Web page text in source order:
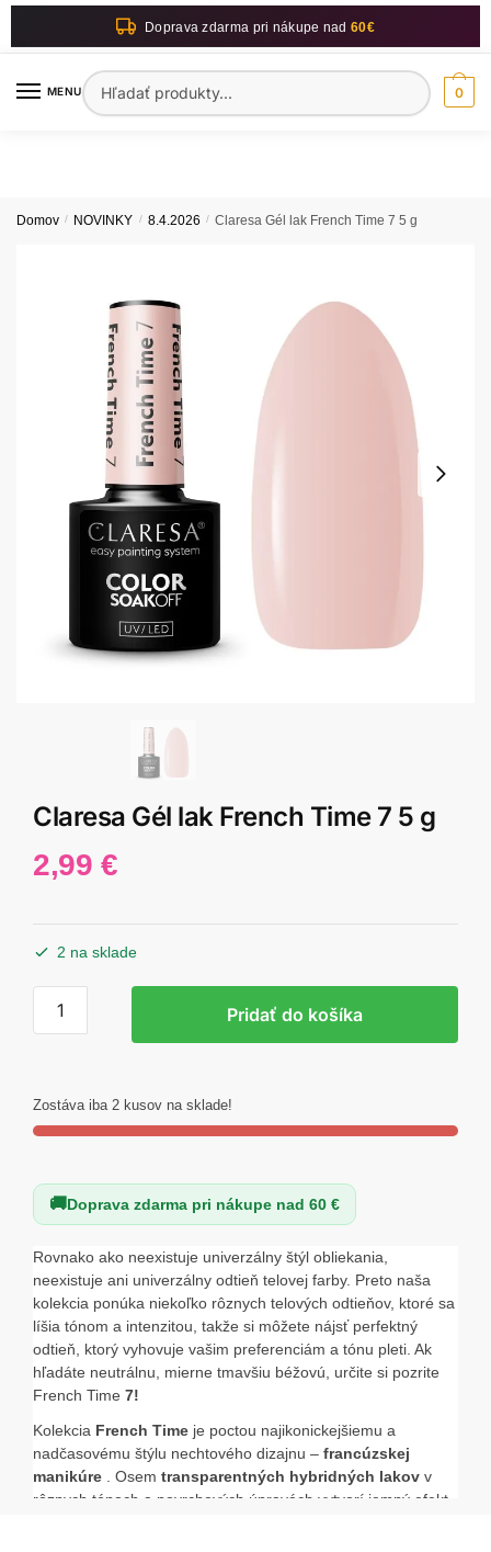
Skip
Skip
Doprava zdarma pri nákupe nad60€
MENUHľadať:
0
Domov / NOVINKY / 8.4.2026 / Claresa Gél lak French Time 7 5 g
Claresa Gél lak French Time 7 5 g
2,99 €
Rovnako ako neexistuje univerzálny štýl obliekania,
neexistuje ani univerzálny odtieň telovej farby. Preto naša
kolekcia ponúka niekoľko rôznych telových odtieňov, ktoré sa
líšia tónom a intenzitou, takže si môžete nájsť perfektný
odtieň, ktorý vyhovuje vašim preferenciám a tónu pleti. Ak
hľadáte neutrálnu, mierne tmavšiu béžovú, určite si pozrite
French Time 7!
Kolekcia French Time je poctou najikonickejšiemu a
nadčasovému štýlu nechtového dizajnu – francúzskej
manikúre . Osem transparentných hybridných lakov v
rôznych tónoch a povrchových úpravách vytvorí jemný efekt
2 na sklade
French
Time
5
Pridať do košíka
Zostáva iba 2 kusov na sklade!
Doprava zdarma pri nákupe nad 60 €